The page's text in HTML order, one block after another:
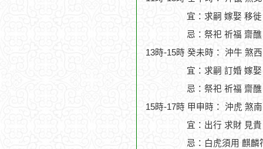
宜：求嗣 嫁娶 移
忌：祭祀 祈福 齋
13時-15時 癸未時： 沖牛 煞
宜：求嗣 訂婚 嫁
忌：祭祀 祈福 齋
15時-17時 甲申時： 沖虎 煞
宜：出行 求財 見
忌：白虎須用 麒麟